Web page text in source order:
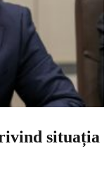
situația